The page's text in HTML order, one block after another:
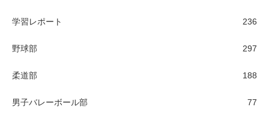
学習レポート 236
野球部 297
柔道部 188
男子バレーボール部 77